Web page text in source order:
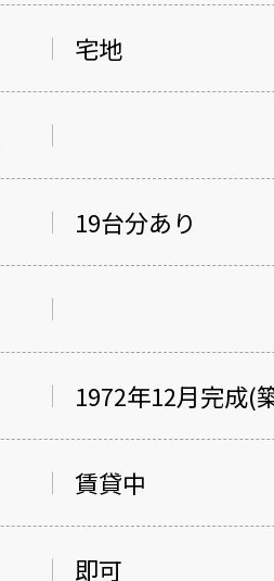
宅地
19台分あり
1972年12月完成(
賃貸中
即可